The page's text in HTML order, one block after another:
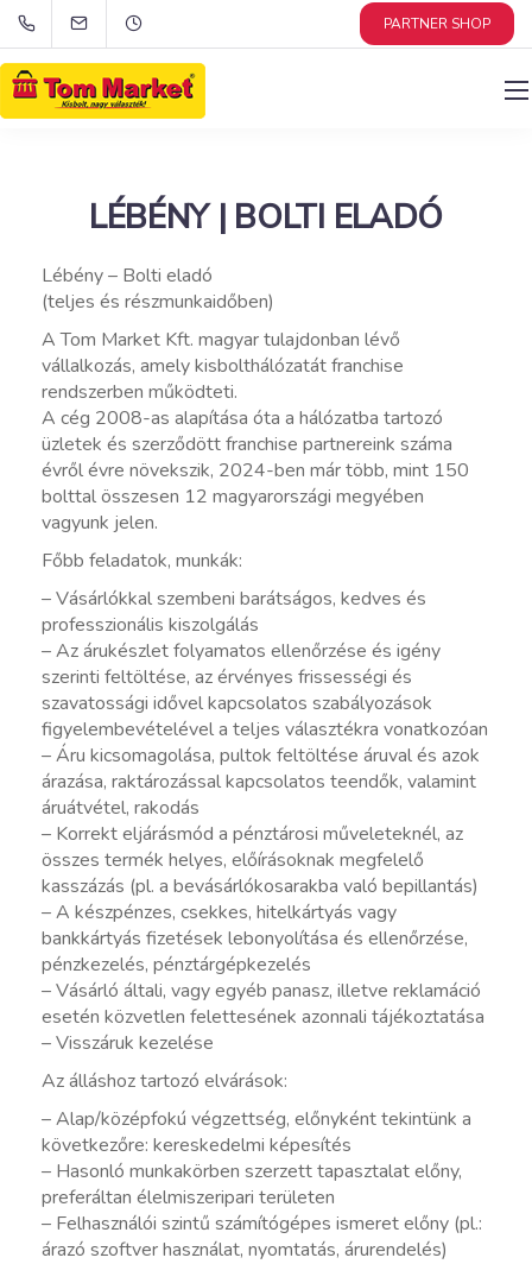
PARTNER SHOP
LÉBÉNY | BOLTI ELADÓ
Lébény – Bolti eladó
(teljes és részmunkaidőben)
A Tom Market Kft. magyar tulajdonban lévő
vállalkozás, amely kisbolthálózatát franchise
rendszerben működteti.
A cég 2008-as alapítása óta a hálózatba tartozó
üzletek és szerződött franchise partnereink száma
évről évre növekszik, 2024-ben már több, mint 150
bolttal összesen 12 magyarországi megyében
vagyunk jelen.
Főbb feladatok, munkák:
– Vásárlókkal szembeni barátságos, kedves és
professzionális kiszolgálás
– Az árukészlet folyamatos ellenőrzése és igény
szerinti feltöltése, az érvényes frissességi és
szavatossági idővel kapcsolatos szabályozások
figyelembevételével a teljes választékra vonatkozóan
– Áru kicsomagolása, pultok feltöltése áruval és azok
árazása, raktározással kapcsolatos teendők, valamint
áruátvétel, rakodás
– Korrekt eljárásmód a pénztárosi műveleteknél, az
összes termék helyes, előírásoknak megfelelő
kasszázás (pl. a bevásárlókosarakba való bepillantás)
– A készpénzes, csekkes, hitelkártyás vagy
bankkártyás fizetések lebonyolítása és ellenőrzése,
pénzkezelés, pénztárgépkezelés
– Vásárló általi, vagy egyéb panasz, illetve reklamáció
esetén közvetlen felettesének azonnali tájékoztatása
– Visszáruk kezelése
Az álláshoz tartozó elvárások:
– Alap/középfokú végzettség, előnyként tekintünk a
következőre: kereskedelmi képesítés
– Hasonló munkakörben szerzett tapasztalat előny,
preferáltan élelmiszeripari területen
– Felhasználói szintű számítógépes ismeret előny (pl.:
árazó szoftver használat, nyomtatás, árurendelés)